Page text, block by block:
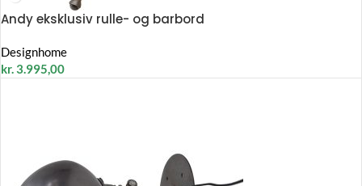
Andy eksklusiv rulle- og barbord
Designhome
kr.3.995,00